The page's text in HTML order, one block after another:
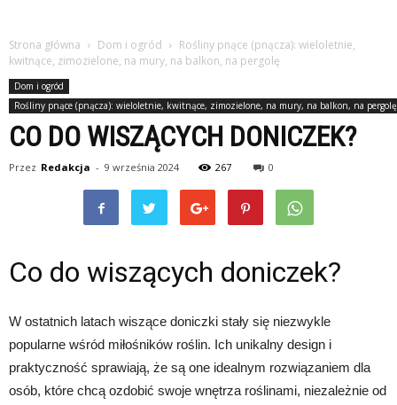
Strona główna Dom i ogród
Rośliny pnące (pnącza): wieloletnie,
kwitnące, zimozielone, na mury, na balkon, na pergolę
Dom i ogród
Rośliny pnące (pnącza): wieloletnie, kwitnące, zimozielone, na mury, na balkon, na pergolę
CO DO WISZĄCYCH DONICZEK?
Przez Redakcja - 9 września 2024 267 0
Co do wiszących doniczek?
W ostatnich latach wiszące doniczki stały się niezwykle
popularne wśród miłośników roślin. Ich unikalny design i
praktyczność sprawiają, że są one idealnym rozwiązaniem dla
osób, które chcą ozdobić swoje wnętrza roślinami, niezależnie od